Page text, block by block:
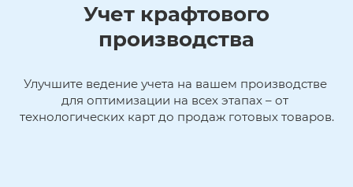
Учет крафтового
производства
Улучшите ведение учета на вашем производстве
для оптимизации на всех этапах – от
технологических карт до продаж готовых товаров.